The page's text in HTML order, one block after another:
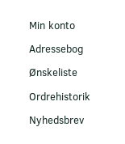
Min konto
Adressebog
Ønskeliste
Ordrehistorik
Nyhedsbrev